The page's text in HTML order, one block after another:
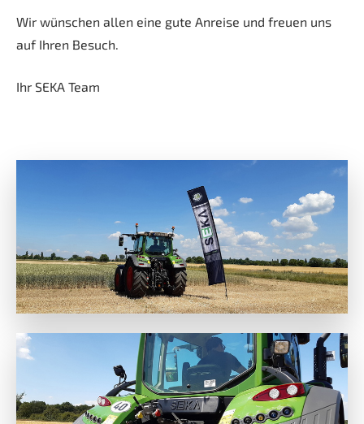
Wir wünschen allen eine gute Anreise und freuen uns
auf Ihren Besuch.
Ihr SEKA Team